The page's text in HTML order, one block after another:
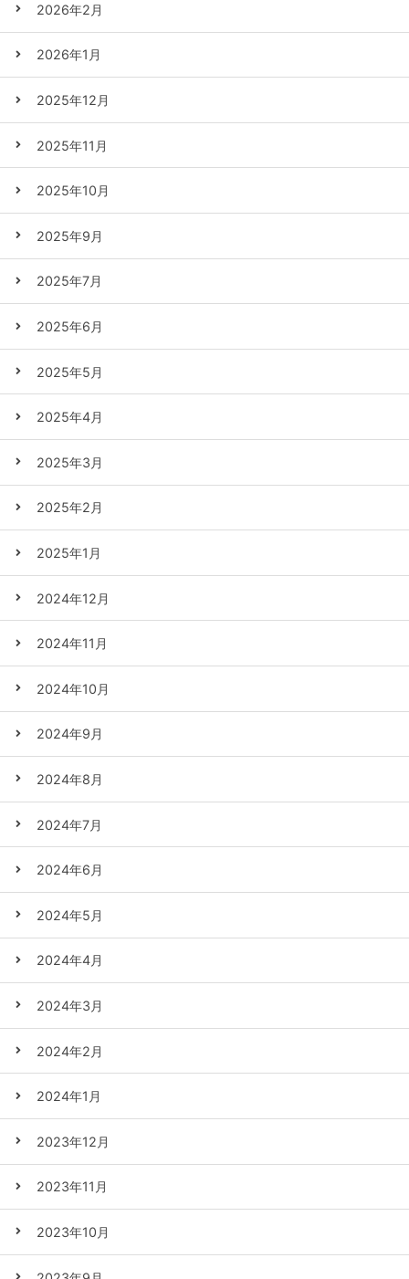
2026年2月
2026年1月
2025年12月
2025年11月
2025年10月
2025年9月
2025年7月
2025年6月
2025年5月
2025年4月
2025年3月
2025年2月
2025年1月
2024年12月
2024年11月
2024年10月
2024年9月
2024年8月
2024年7月
2024年6月
2024年5月
2024年4月
2024年3月
2024年2月
2024年1月
2023年12月
2023年11月
2023年10月